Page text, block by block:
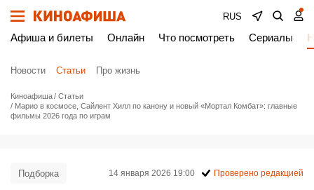
RUS
Афиша и билеты Онлайн Что посмотреть Сериалы
Новости Статьи Про жизнь
Киноафиша
Статьи
Марио в космосе, Сайлент Хилл по канону и новый «Мортал Комбат»: главные
фильмы 2026 года по играм
Подборка 14 января 2026 19:00 Проверено редакцией